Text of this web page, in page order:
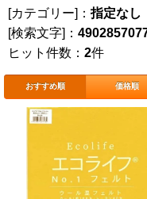
[カテゴリー]：指定なし
[検索文字]：
ヒット件数： 2件
おすすめ順 価格順